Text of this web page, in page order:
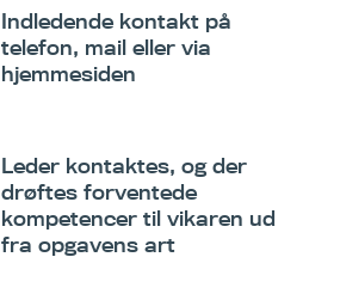
Indledende kontakt på
telefon, mail eller via
hjemmesiden
Leder kontaktes, og der
drøftes forventede
kompetencer til vikaren ud
fra opgavens art